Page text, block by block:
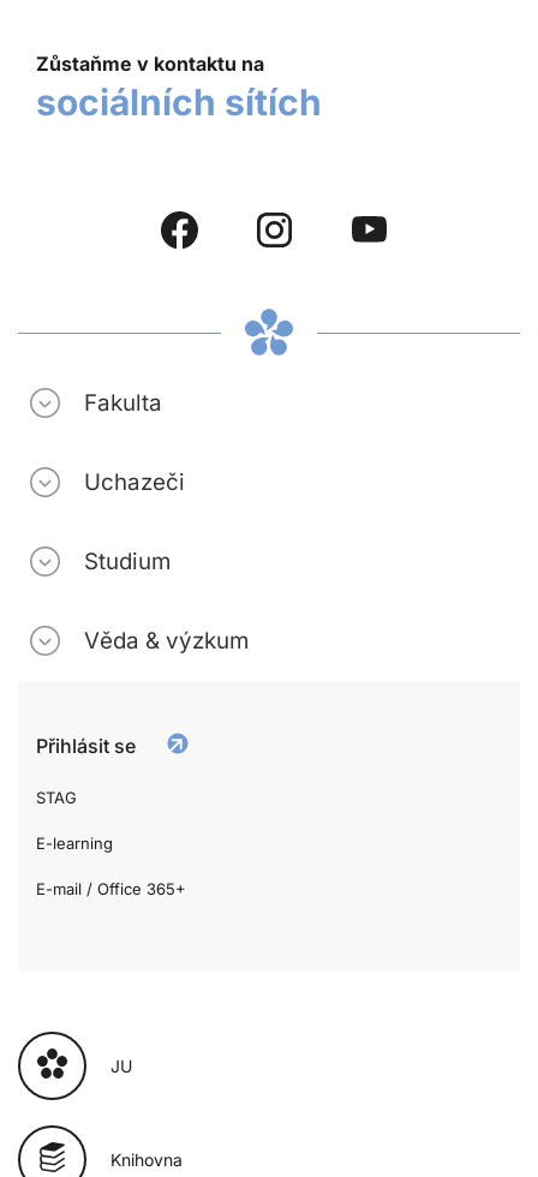
Zůstaňme v kontaktu na
sociálních sítích
Fakulta
Uchazeči
Studium
Věda & výzkum
Přihlásit se
STAG
E-learning
E-mail / Office 365+
JU
Knihovna